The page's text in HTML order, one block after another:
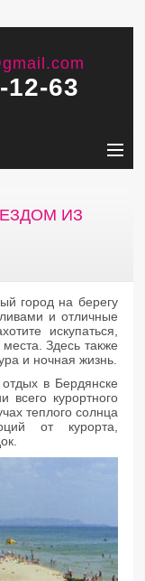
12-63
ИЗ
город на берегу
и отличные
искупаться,
места. Здесь также
и ночная жизнь.
в Бердянске
курортного
теплого солнца
от курорта,